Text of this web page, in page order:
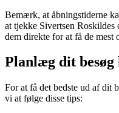
Bemærk, at åbningstiderne
at tjekke Sivertsen
dem direkte for at få de mest
Planlæg dit besøg
For at få det bedste ud af dit
vi at følge disse tips: